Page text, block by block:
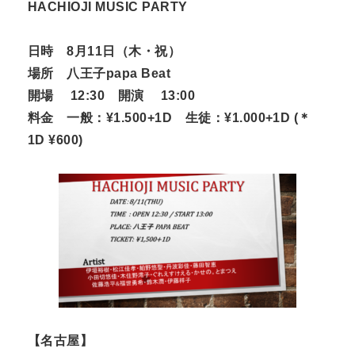
HACHIOJI MUSIC PARTY
日時 8月11日（木・祝）
場所 八王子papa Beat
開場 12:30 開演 13:00
料金 一般：¥1.500+1D 生徒：¥1.000+1D (＊
1D ¥600)
【名古屋】